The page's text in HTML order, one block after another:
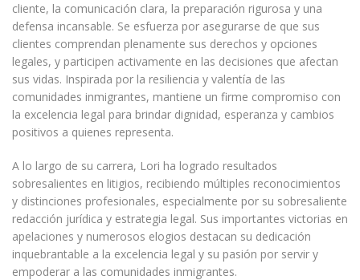
cliente, la comunicación clara, la preparación rigurosa y una
defensa incansable. Se esfuerza por asegurarse de que sus
clientes comprendan plenamente sus derechos y opciones
legales, y participen activamente en las decisiones que afectan
sus vidas. Inspirada por la resiliencia y valentía de las
comunidades inmigrantes, mantiene un firme compromiso con
la excelencia legal para brindar dignidad, esperanza y cambios
positivos a quienes representa.
A lo largo de su carrera, Lori ha logrado resultados
sobresalientes en litigios, recibiendo múltiples reconocimientos
y distinciones profesionales, especialmente por su sobresaliente
redacción jurídica y estrategia legal. Sus importantes victorias en
apelaciones y numerosos elogios destacan su dedicación
inquebrantable a la excelencia legal y su pasión por servir y
empoderar a las comunidades inmigrantes.